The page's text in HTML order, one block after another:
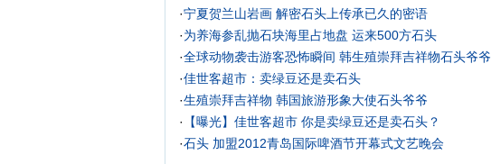
·宁夏贺兰山岩画 解密石头上传承已久的密语
·为养海参乱抛石块海里占地盘 运来500方石头
·全球动物袭击游客恐怖瞬间 韩生殖崇拜吉祥物石头爷爷
·佳世客超市：卖绿豆还是卖石头
·生殖崇拜吉祥物 韩国旅游形象大使石头爷爷
· 【曝光】佳世客超市 你是卖绿豆还是卖石头？
·石头 加盟2012青岛国际啤酒节开幕式文艺晚会